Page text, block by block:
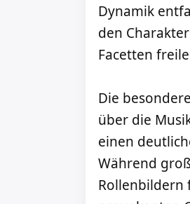
Dynamik
den
Facetten
Die
über die
einen
Während
Rollenbildern